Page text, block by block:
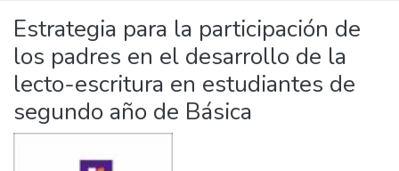
Estrategia para la participación de
los padres en el desarrollo de la
lecto-escritura en estudiantes de
segundo año de Básica